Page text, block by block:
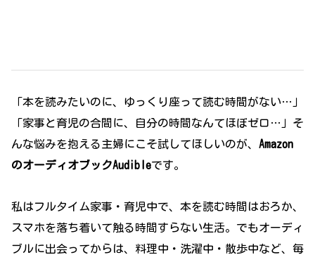
「本を読みたいのに、ゆっくり座って読む時間がない…」
「家事と育児の合間に、自分の時間なんてほぼゼロ…」そ
んな悩みを抱える主婦にこそ試してほしいのが、 Amazon
のオーディオブックAudibleです。
私はフルタイム家事・育児中で、本を読む時間はおろか、
スマホを落ち着いて触る時間すらない生活。でもオーディ
ブルに出会ってからは、料理中・洗濯中・散歩中など、毎